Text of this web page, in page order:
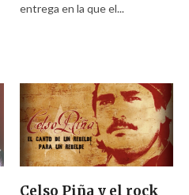
entrega en la que el...
Celso Piña y el rock